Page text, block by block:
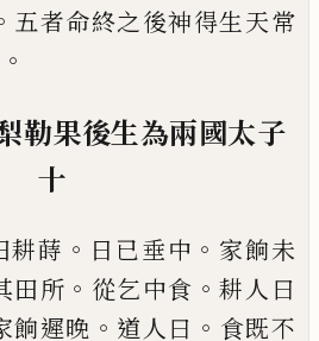
五者命終之後神得生天常
。
勒果後生為兩國太子
十
耕蒔 。 日已垂中 。 家餉未
田所 。 從乞中食 。耕人曰
餉遲晚 。 道人曰 。 食既不